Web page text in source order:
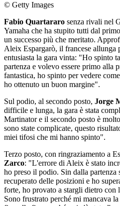
© Getty Images
Fabio Quartararo senza rivali nel
Yamaha che ha stupito tutti dal
un successo più che meritato.
Aleix Espargarò, il francese allunga
entusiasta la gara vinta: "Ho spinto
partenza e volevo essere primo alla
fantastica, ho spinto per vedere
ho ottenuto un buon margine".
Sul podio, al secondo posto, Jorge
difficile e lunga, la gara è stata
Martinator e il secondo posto è
sono state complicate, questo
miei tifosi che mi hanno spinto".
Terzo posto, con ringraziamento a
Zarco: "L'errore di Aleix è stato
ho preso il podio. Sin dalla partenza
recuperato delle posizioni e ho
forte, ho provato a stargli dietro con
Sono frustrato perché mi mancava